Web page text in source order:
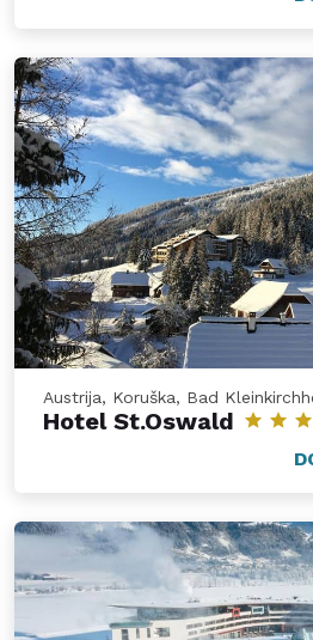
Austrija, Koruška, Bad
Hotel St.Oswald